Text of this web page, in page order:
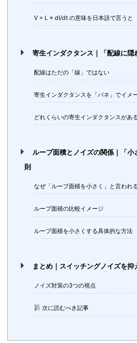
V = L × dI/dt の意味を日本語で言うと
寄生インダクタンス｜「配線に隠
配線はただの「線」ではない
寄生インダクタンスを「バネ」でイメ
どれくらいの寄生インダクタンスがあ
ループ面積とノイズの関係｜「小
則
なぜ「ループ面積を小さく」と言われ
ループ面積の比較イメージ
ループ面積を小さくする具体的な方法
まとめ｜スイッチングノイズを
ノイズ対策の3つの視点
次に読むべき記事